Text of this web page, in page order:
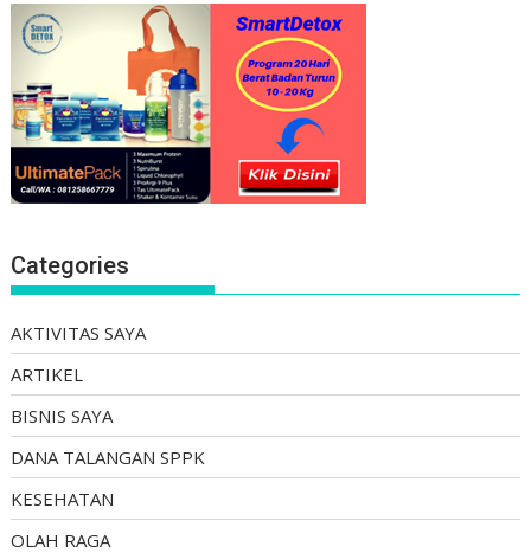
Categories
AKTIVITAS SAYA
ARTIKEL
BISNIS SAYA
DANA TALANGAN SPPK
KESEHATAN
OLAH RAGA